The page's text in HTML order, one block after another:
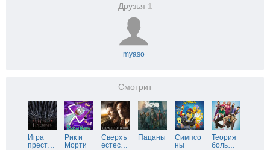
Друзья 1
myaso
Смотрит
Игра
прест
Рик и
Морти
Сверхъ
естес
Пацаны
Симпсо
ны
Теория
боль